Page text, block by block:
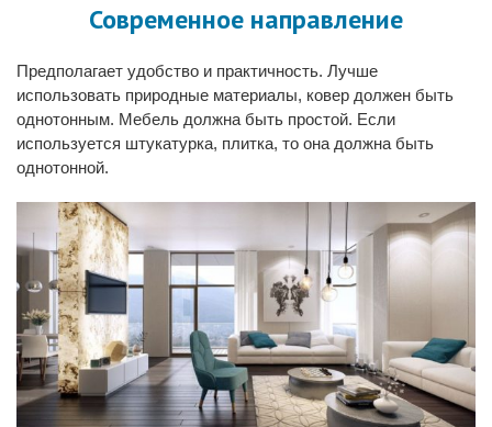
Современное направление
Предполагает удобство и практичность. Лучше
использовать природные материалы, ковер должен быть
однотонным. Мебель должна быть простой. Если
используется штукатурка, плитка, то она должна быть
однотонной.